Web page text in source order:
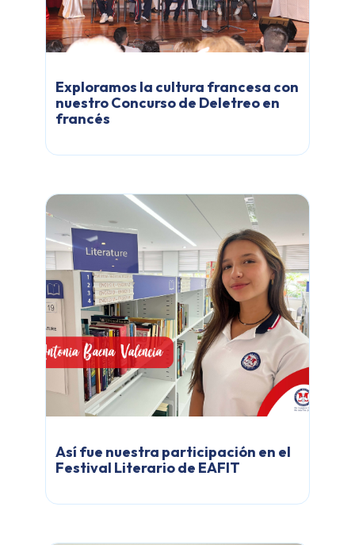
Exploramos la cultura francesa con
nuestro Concurso de Deletreo en
francés
Así fue nuestra participación en el
Festival Literario de EAFIT